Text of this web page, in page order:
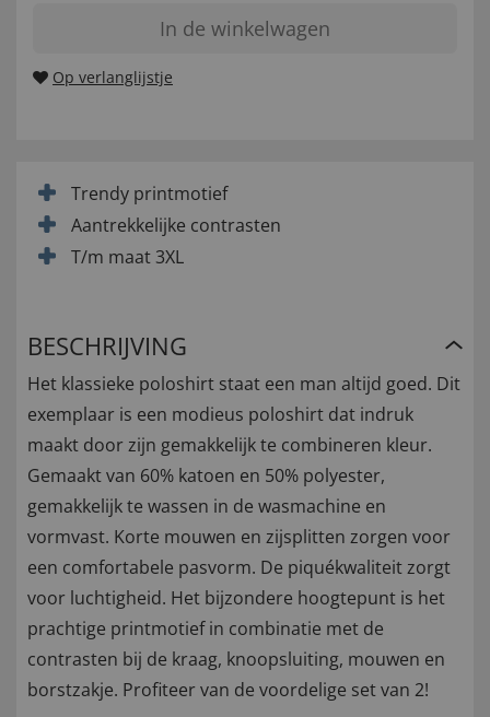
In de winkelwagen
Op verlanglijstje
Trendy printmotief
Aantrekkelijke contrasten
T/m maat 3XL
BESCHRIJVING
Het klassieke poloshirt staat een man altijd goed. Dit
exemplaar is een modieus poloshirt dat indruk
maakt door zijn gemakkelijk te combineren kleur.
Gemaakt van 60% katoen en 50% polyester,
gemakkelijk te wassen in de wasmachine en
vormvast. Korte mouwen en zijsplitten zorgen voor
een comfortabele pasvorm. De piquékwaliteit zorgt
voor luchtigheid. Het bijzondere hoogtepunt is het
prachtige printmotief in combinatie met de
contrasten bij de kraag, knoopsluiting, mouwen en
borstzakje. Profiteer van de voordelige set van 2!